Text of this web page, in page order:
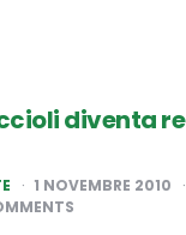
diventa
1 NOVEMBRE 2010